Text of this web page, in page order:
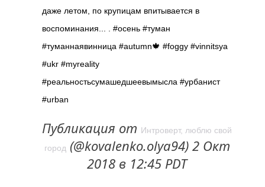
даже летом, по крупицам впитывается в
воспоминания... . #осень #туман
#туманнаявинница #autumn🍁 #foggy #vinnitsya
#ukr #myreality
#реальностьсумашедшеевымысла #урбанист
#urban
Публикация от Интроверт, люблю свой
город(@kovalenko.olya94) 2 Окт
2018 в 12:45 PDT